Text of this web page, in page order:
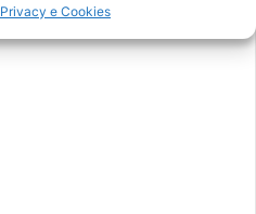
Privacy e Cookies